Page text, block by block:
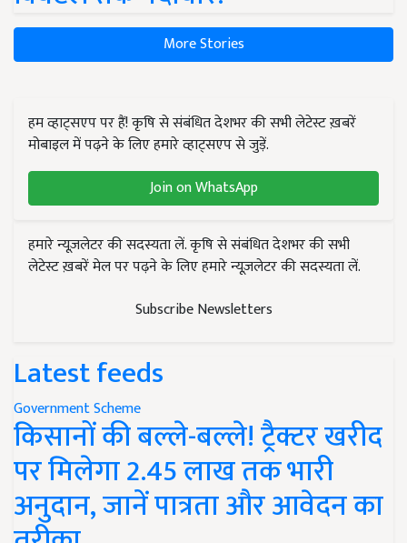
More Stories
हम व्हाट्सएप पर हैं! कृषि से संबंधित देशभर की सभी लेटेस्ट ख़बरें
मोबाइल में पढ़ने के लिए हमारे व्हाट्सएप से जुड़ें.
Join on WhatsApp
हमारे न्यूज़लेटर की सदस्यता लें. कृषि से संबंधित देशभर की सभी
लेटेस्ट ख़बरें मेल पर पढ़ने के लिए हमारे न्यूज़लेटर की सदस्यता लें.
Subscribe Newsletters
Latest feeds
Government Scheme
किसानों की बल्ले-बल्ले! ट्रैक्टर खरीद
पर मिलेगा 2.45 लाख तक भारी
अनुदान, जानें पात्रता और आवेदन का